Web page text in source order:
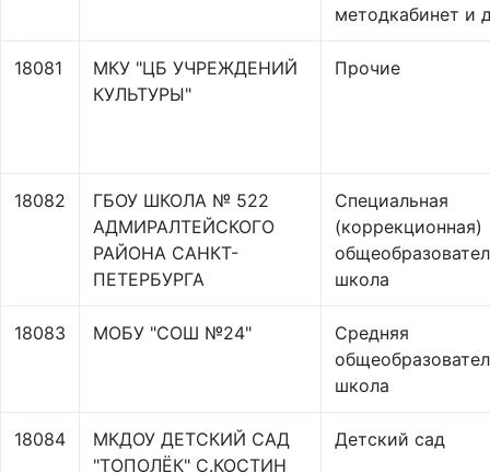
методкабинет и
18081
МКУ "ЦБ УЧРЕЖДЕНИЙ
КУЛЬТУРЫ"
Прочие
18082
ГБОУ ШКОЛА № 522
АДМИРАЛТЕЙСКОГО
РАЙОНА САНКТ-
ПЕТЕРБУРГА
Специальная
(коррекционная)
школа
18083 МОБУ "СОШ №24"
Средняя
школа
18084
МКДОУ ДЕТСКИЙ САД
"ТОПОЛЁК" С.КОСТИН
Детский сад